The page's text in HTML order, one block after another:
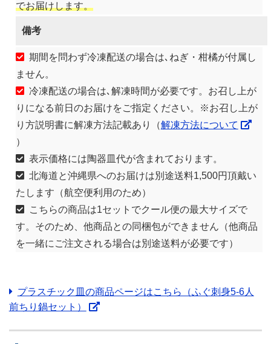
でお届けします。
備考
期間を問わず冷凍配送の場合は､ねぎ・柑橘が付属し
ません。
冷凍配送の場合は､解凍時間が必要です。お召し上が
りになる前日のお届けをご指定ください。※お召し上が
り方説明書に解凍方法記載あり（解凍方法について
）
表示価格には陶器皿代が含まれております。
北海道と沖縄県へのお届けは別途送料1,500円頂戴い
たします（航空便利用のため）
こちらの商品は1セットでクール便の最大サイズで
す。そのため、他商品との同梱包ができません（他商品
を一緒にご注文される場合は別途送料が必要です）
プラスチック皿の商品ページはこちら（ふぐ刺身5-6人
前ちり鍋セット）